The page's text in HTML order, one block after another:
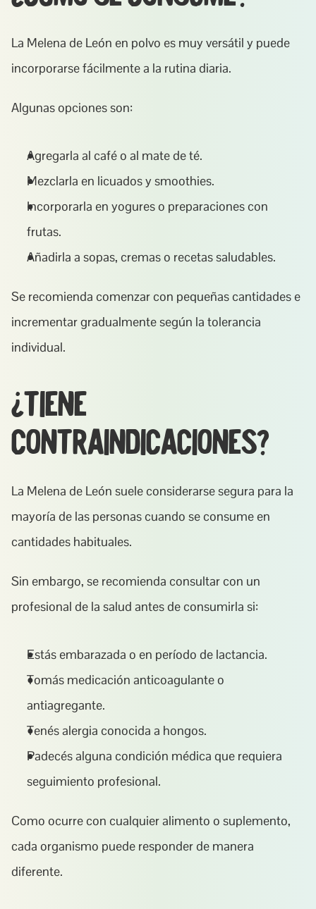
La Melena de León en polvo es muy versátil y puede
incorporarse fácilmente a la rutina diaria.
Algunas opciones son:
Agregarla al café o al mate de té.
Mezclarla en licuados y smoothies.
Incorporarla en yogures o preparaciones con
frutas.
Añadirla a sopas, cremas o recetas saludables.
Se recomienda comenzar con pequeñas cantidades e
incrementar gradualmente según la tolerancia
individual.
¿Tiene
contraindicaciones?
La Melena de León suele considerarse segura para la
mayoría de las personas cuando se consume en
cantidades habituales.
Sin embargo, se recomienda consultar con un
profesional de la salud antes de consumirla si:
Estás embarazada o en período de lactancia.
Tomás medicación anticoagulante o
antiagregante.
Tenés alergia conocida a hongos.
Padecés alguna condición médica que requiera
seguimiento profesional.
Como ocurre con cualquier alimento o suplemento,
cada organismo puede responder de manera
diferente.